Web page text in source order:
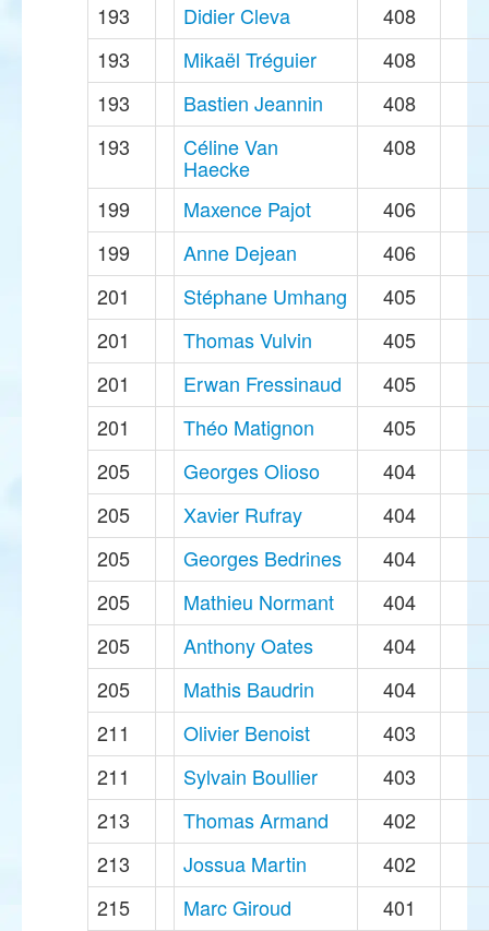
193
Didier Cleva
408
193
Mikaël Tréguier
408
193
Bastien Jeannin
408
193
Céline Van
Haecke
408
199 Maxence Pajot
406
199
Anne Dejean
406
201
Stéphane Umhang
405
201
Thomas Vulvin
405
201
Erwan Fressinaud
405
201
Théo Matignon
405
205
Georges Olioso
404
205
Xavier Rufray
404
205
Georges Bedrines
404
205
Mathieu Normant
404
205
Anthony Oates
404
205
Mathis Baudrin
404
211
Olivier Benoist
403
211
Sylvain Boullier
403
213
Thomas Armand
402
213
Jossua Martin
402
215
Marc Giroud 401